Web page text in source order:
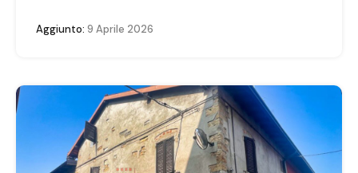
Aggiunto: 9 Aprile 2026